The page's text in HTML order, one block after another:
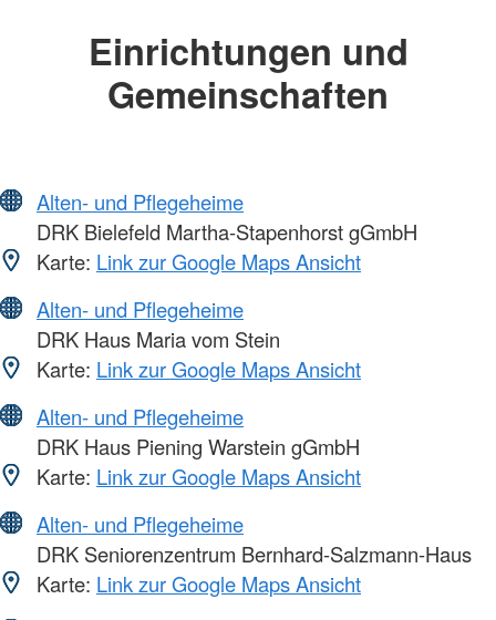
Einrichtungen und
Gemeinschaften
Alten- und Pflegeheime
DRK Bielefeld Martha-Stapenhorst gGmbH
Karte: Link zur Google Maps Ansicht
Alten- und Pflegeheime
DRK Haus Maria vom Stein
Karte: Link zur Google Maps Ansicht
Alten- und Pflegeheime
DRK Haus Piening Warstein gGmbH
Karte: Link zur Google Maps Ansicht
Alten- und Pflegeheime
DRK Seniorenzentrum Bernhard-Salzmann-Haus
Karte: Link zur Google Maps Ansicht